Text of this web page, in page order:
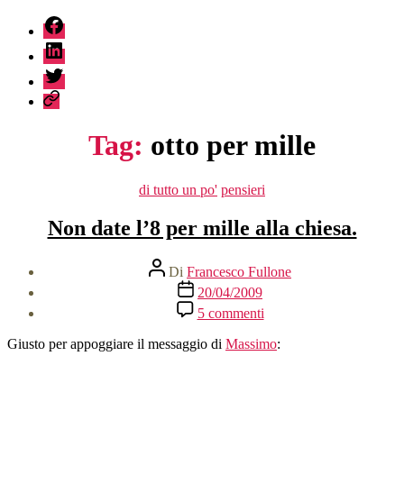
fb
linkedin
twitter
sessionize
Tag: otto per mille
Categorie
di tutto un po' pensieri
Non date l’8 per mille alla chiesa.
Autore
articolo
Di Francesco Fullone
Data
dell'articolo
20/04/2009
5 commentisu
Non
date
Giusto per appoggiare il messaggio di Massimo: